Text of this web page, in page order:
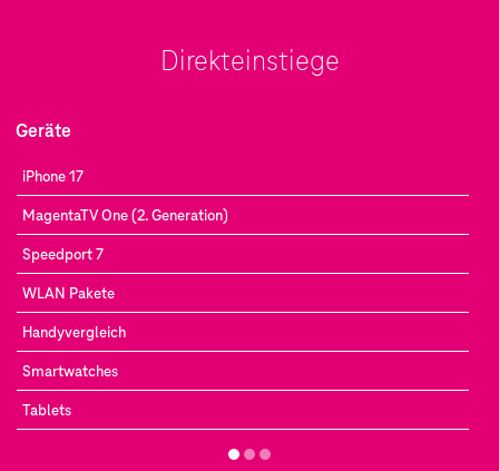
Direkteinstiege
Geräte
iPhone 17
MagentaTV One (2. Generation)
Speedport 7
WLAN Pakete
Handyvergleich
Smartwatches
Tablets